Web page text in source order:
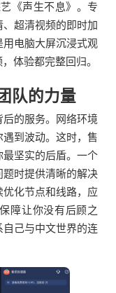
《声生不息》。专
超清视频的即时加
电脑大屏沉浸式观
体验都完整回归。
队的力量
的服务。网络环境
到波动。这时，售
坚实的后盾。一个
时提供清晰的解决
化节点和线路，应
障让你没有后顾之
己与中文世界的连